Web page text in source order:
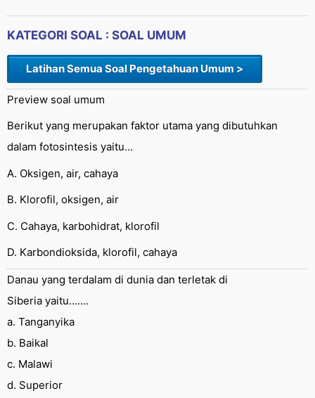
KATEGORI SOAL : SOAL UMUM
Latihan Semua Soal Pengetahuan Umum >
Preview soal umum
Berikut yang merupakan faktor utama yang dibutuhkan
dalam fotosintesis yaitu…
A. Oksigen, air, cahaya
B. Klorofil, oksigen, air
C. Cahaya, karbohidrat, klorofil
D. Karbondioksida, klorofil, cahaya
Danau yang terdalam di dunia dan terletak di
Siberia yaitu…….
a. Tanganyika
b. Baikal
c. Malawi
d. Superior